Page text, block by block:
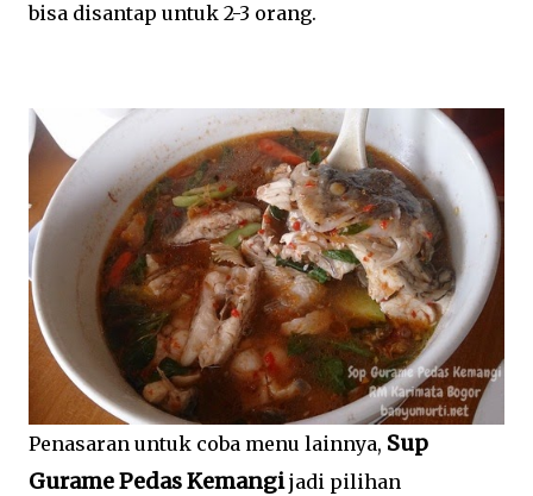
bisa disantap untuk 2-3 orang.
Penasaran untuk coba menu lainnya, Sup
Gurame Pedas Kemangijadi pilihan